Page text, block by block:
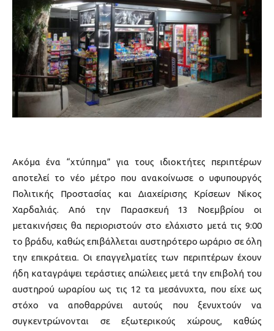
Ακόμα ένα “χτύπημα” για τους ιδιοκτήτες περιπτέρων
αποτελεί το νέο μέτρο που ανακοίνωσε ο υφυπουργός
Πολιτικής Προστασίας και Διαχείρισης Κρίσεων Νίκος
Χαρδαλιάς. Από την Παρασκευή 13 Νοεμβρίου οι
μετακινήσεις θα περιοριστούν στο ελάχιστο μετά τις 9:00
το βράδυ, καθώς επιβάλλεται αυστηρότερο ωράριο σε όλη
την επικράτεια. Οι επαγγελματίες των περιπτέρων έχουν
ήδη καταγράψει τεράστιες απώλειες μετά την επιβολή του
αυστηρού ωραρίου ως τις 12 τα μεσάνυχτα, που είχε ως
στόχο να αποθαρρύνει αυτούς που ξενυχτούν να
συγκεντρώνονται σε εξωτερικούς χώρους, καθώς